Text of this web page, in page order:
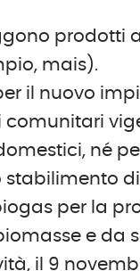
prodotti
mais).
il nuovo
né
stabilimento
per la
e da
il 9